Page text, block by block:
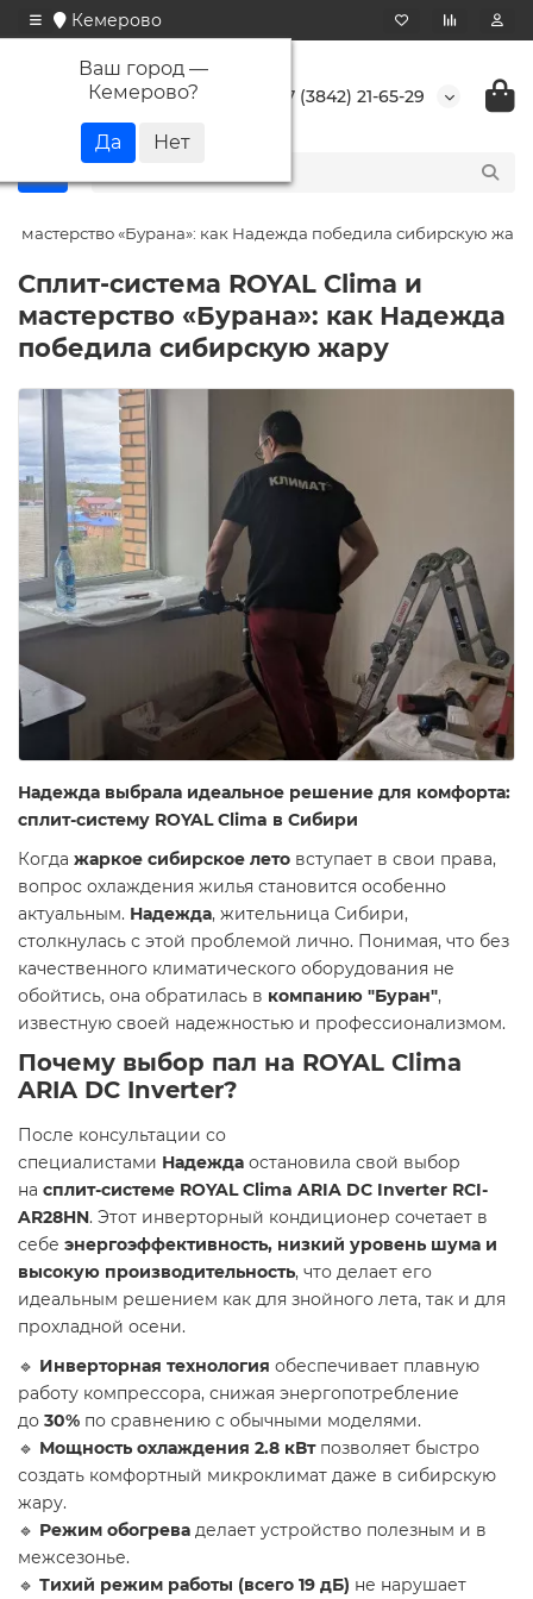
Кемерово
Ваш город —
Кемерово? +7 (3842) 21-65-29
мастерство «Бурана»: как Надежда победила сибирскую жару
Сплит-система ROYAL Clima и
мастерство «Бурана»: как Надежда
победила сибирскую жару
Надежда выбрала идеальное решение для комфорта:
сплит-систему ROYAL Clima в Сибири
Когда жаркое сибирское лето вступает в свои права,
вопрос охлаждения жилья становится особенно
актуальным. Надежда, жительница Сибири,
столкнулась с этой проблемой лично. Понимая, что без
качественного климатического оборудования не
обойтись, она обратилась в компанию "Буран",
известную своей надежностью и профессионализмом.
Почему выбор пал на ROYAL Clima
ARIA DC Inverter?
После консультации со
специалистами Надежда остановила свой выбор
на сплит-системе ROYAL Clima ARIA DC Inverter RCI-
AR28HN. Этот инверторный кондиционер сочетает в
себе энергоэффективность, низкий уровень шума и
высокую производительность, что делает его
идеальным решением как для знойного лета, так и для
прохладной осени.
🔹 Инверторная технология обеспечивает плавную
работу компрессора, снижая энергопотребление
до 30% по сравнению с обычными моделями.
🔹 Мощность охлаждения 2.8 кВтпозволяет быстро
создать комфортный микроклимат даже в сибирскую
жару.
🔹 Режим обогрева делает устройство полезным и в
межсезонье.
🔹 Тихий режим работы (всего 19 дБ) не нарушает